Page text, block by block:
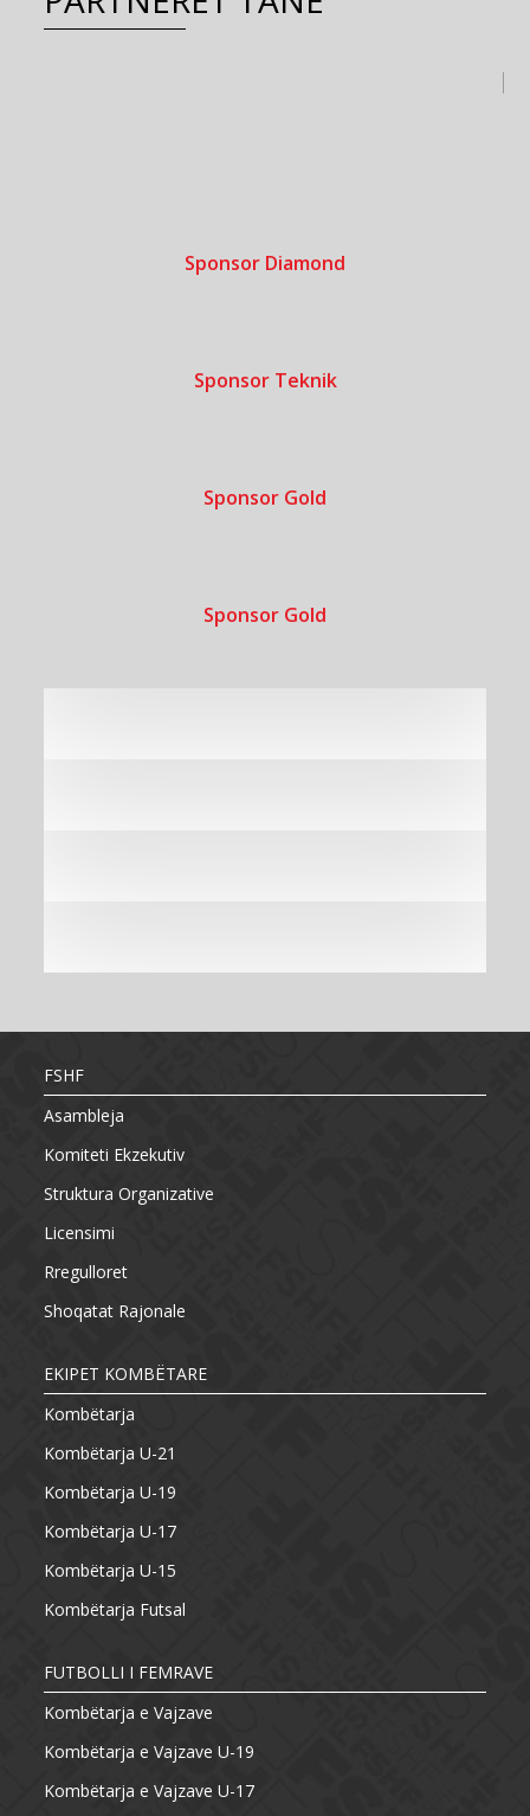
Sponsor Diamond
Sponsor Teknik
Sponsor Gold
Sponsor Gold
FSHF
Asambleja
Komiteti Ekzekutiv
Struktura Organizative
Licensimi
Rregulloret
Shoqatat Rajonale
EKIPET KOMBËTARE
Kombëtarja
Kombëtarja U-21
Kombëtarja U-19
Kombëtarja U-17
Kombëtarja U-15
Kombëtarja Futsal
FUTBOLLI I FEMRAVE
Kombëtarja e Vajzave
Kombëtarja e Vajzave U-19
Kombëtarja e Vajzave U-17